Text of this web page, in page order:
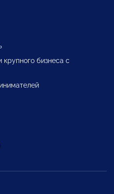
крупного бизнеса с